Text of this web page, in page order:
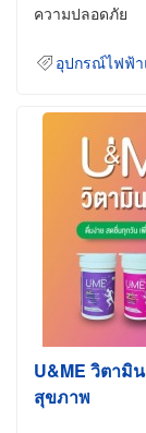
ความปลอดภัย
อุปกรณ์ไฟฟ้า
U&ME วิตามิ
สุขภาพ